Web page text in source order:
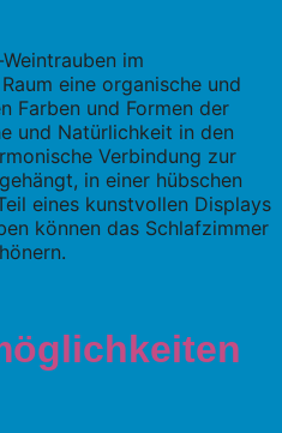
im
eine organische und
Farben und Formen der
und Natürlichkeit in den
Verbindung zur
in einer hübschen
eines kunstvollen Displays
können das Schlafzimmer